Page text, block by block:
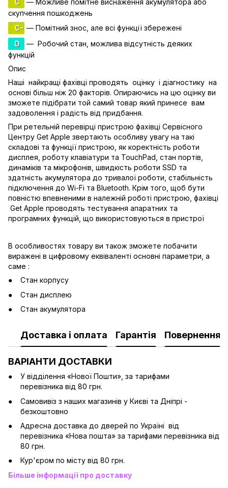
C
— Можливе помітне виснаження акумулятора або
скупчення пошкоджень
C- — Помітний знос, але всі функції збережені
D
— Робочий стан, можлива відсутність деяких
функцій
Опис
Наші найкращі фахівці проводять оцінку і діагностику на
основі більш ніж 20 факторів. Опираючись на цю оцінку ви
зможете підібрати той самий товар який принесе вам
задоволення і радість від придбання.
При ретельній перевірці пристрою фахівці Сервісного
Центру Get Apple звертають особливу увагу на такі
складові та функції пристрою, як коректність роботи
дисплея, роботу клавіатури та TouchPad, стан портів,
динаміків та мікрофонів, швидкість роботи SSD та
здатність акумулятора до тривалої роботи, стабільність
підключення до Wi-Fi та Bluetooth. Крім того, щоб бути
повністю впевненими в належній роботі пристрою, фахівці
Get Apple проводять тестування апаратних та
програмних функцій, що використовуються в пристрої
В особливостях товару ви також зможете побачити
виражені в цифровому еквіваленті основні параметри, а
саме :
Стан корпусу
Стан дисплею
Стан акумулятора
Доставка і оплата Гарантія Повернення
ВАРІАНТИ ДОСТАВКИ
У відділення «Нової Пошти», за тарифами
перевізника від 80 грн.
Cамовивіз з наших магазинів у Києві та Дніпрі -
безкоштовно
Адресна доставка до дверей по Україні від
перевізника «Нова пошта» за тарифами перевізника від
80 грн.
Кур'єром по місту від 80 грн.
Більше інформації про доставку